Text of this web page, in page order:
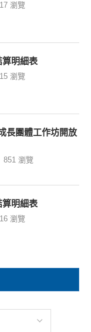
17 瀏覽
算明細表
15 瀏覽
長團體工作坊開放
851 瀏覽
算明細表
16 瀏覽